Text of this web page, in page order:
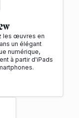
les œuvres en
un élégant
numérique,
à partir d'iPads